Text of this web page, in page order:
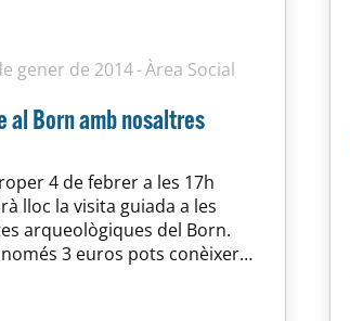
gener de 2014 Àrea Social
al Born amb nosaltres
4 de febrer a les 17h
lloc la visita guiada a les
arqueològiques del Born.
3 euros pots conèixer